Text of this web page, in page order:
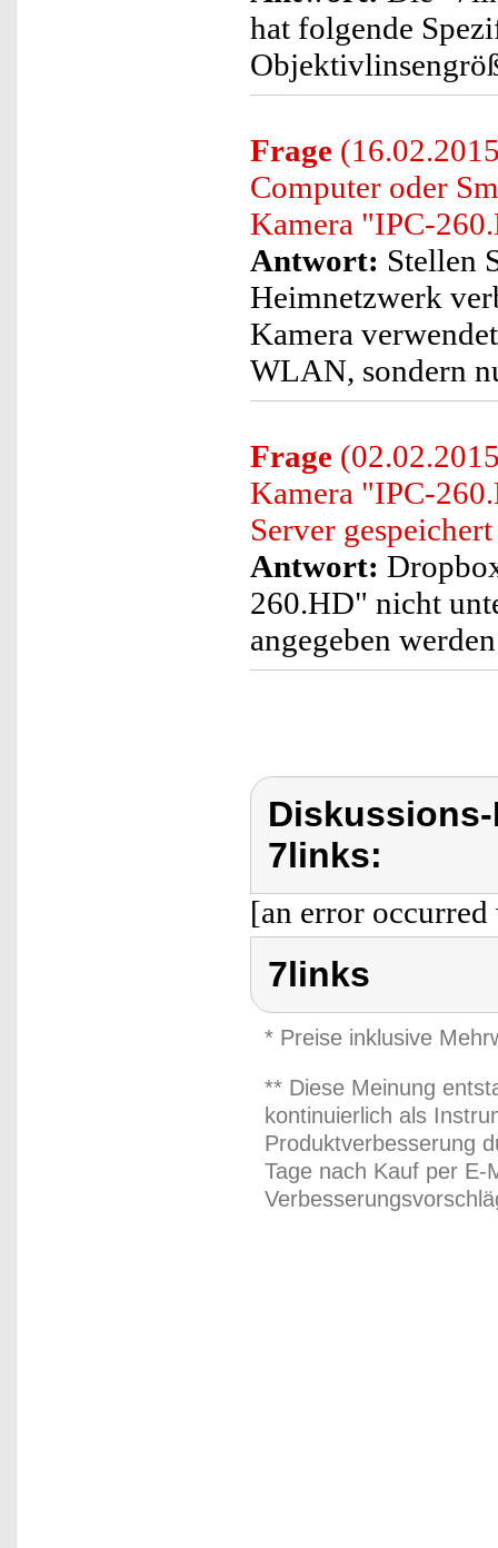
hat folgende
Frage
Computer oder
Kamera "IPC-
Antwort: Stellen
Heimnetzwerk
Kamera
WLAN, sondern
Frage
Kamera "IPC-
Server
Antwort:
260.HD" nicht
angegeben
7links:
[an error
7links
* Preise inklusive
** Diese Meinung
kontinuierlich als
Produktverbesserung
Tage nach Kauf per E-